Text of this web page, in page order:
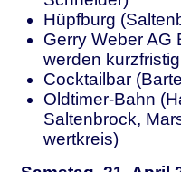
Hüpfburg
Gerry Weber AG
werden
Cocktailbar
Oldtimer-Bahn
Saltenbrock,
wertkreis)